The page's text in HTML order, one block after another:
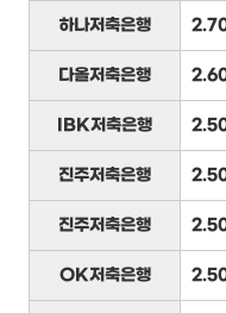
하나저축은행
다올저축은행
IBK저축은행
진주저축은행
진주저축은행
OK저축은행